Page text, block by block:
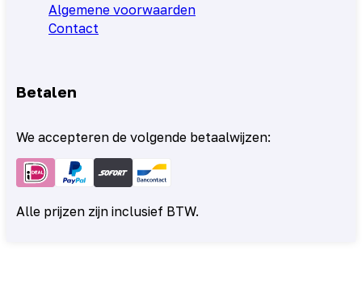
Algemene voorwaarden
Contact
Betalen
We accepteren de volgende betaalwijzen:
Alle prijzen zijn inclusief BTW.